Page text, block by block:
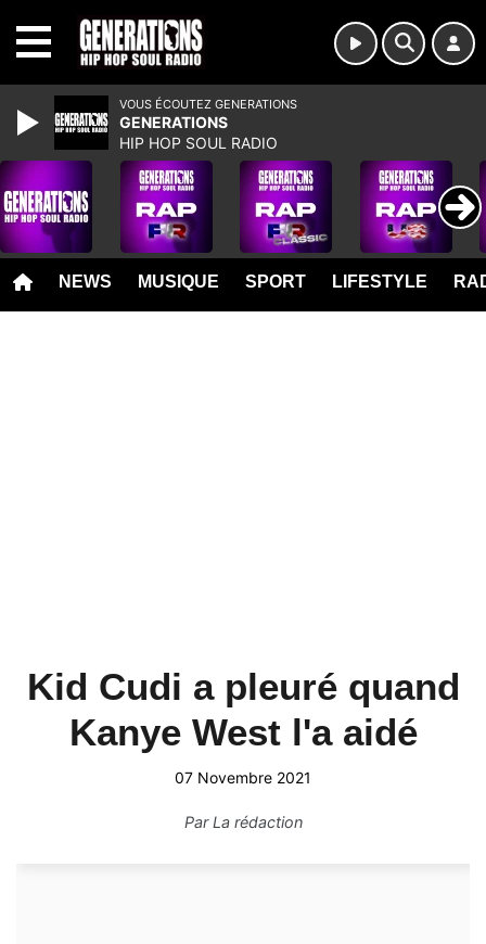
NEWS MUSIQUE SPORT LIFESTYLE
Kid Cudi a pleuré quand
Kanye West l'a aidé
07 Novembre 2021
ParLa rédaction
VOUS ÉCOUTEZ GENERATIONS
GENERATIONS
HIP HOP SOUL RADIO